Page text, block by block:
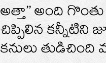
అత్తా’’ అంది
చిప్పిలిన కన్నీటిని
కనులు